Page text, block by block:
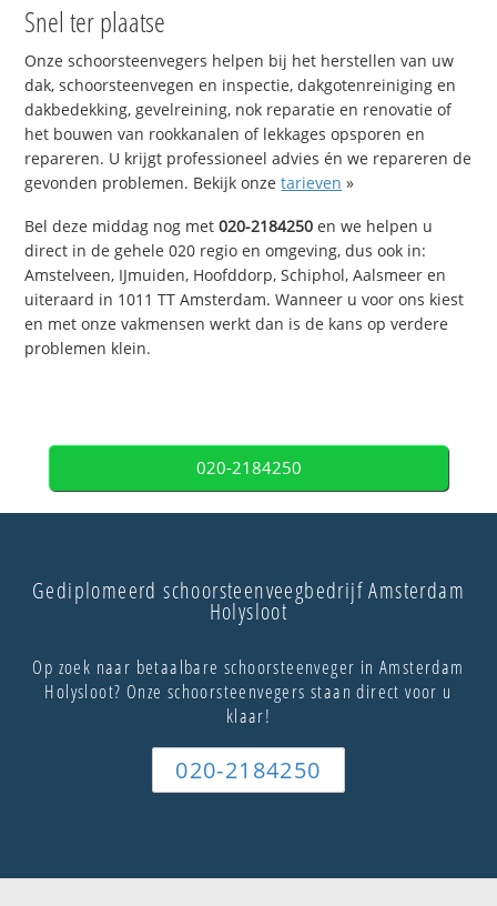
Snel ter plaatse
Onze schoorsteenvegers helpen bij het herstellen van uw
dak, schoorsteenvegen en inspectie, dakgotenreiniging en
dakbedekking, gevelreining, nok reparatie en renovatie of
het bouwen van rookkanalen of lekkages opsporen en
repareren. U krijgt professioneel advies én we repareren de
gevonden problemen. Bekijk onzetarieven »
Bel deze middag nog met020-2184250 en we helpen u
direct in de gehele 020 regio en omgeving, dus ook in:
Amstelveen, IJmuiden, Hoofddorp, Schiphol, Aalsmeer en
uiteraard in 1011 TT Amsterdam. Wanneer u voor ons kiest
en met onze vakmensen werkt dan is de kans op verdere
problemen klein.
020-2184250
Gediplomeerd schoorsteenveegbedrijf Amsterdam
Holysloot
Op zoek naar betaalbare schoorsteenveger in Amsterdam
Holysloot? Onze schoorsteenvegers staan direct voor u
klaar!
020-2184250